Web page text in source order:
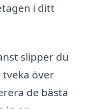
i ditt
slipper du
över
de bästa